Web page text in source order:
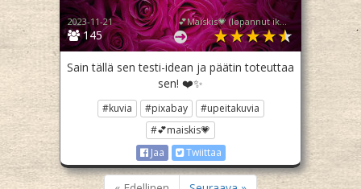
145
2023-11-21 💕Maiskis💗 (lopannut ikuisesti💔)
Sain tällä sen testi-idean ja päätin toteuttaa
sen! ❤️✨️
#kuvia #pixabay
#upeitakuvia
#💕maiskis💗
Jaa
Twiittaa